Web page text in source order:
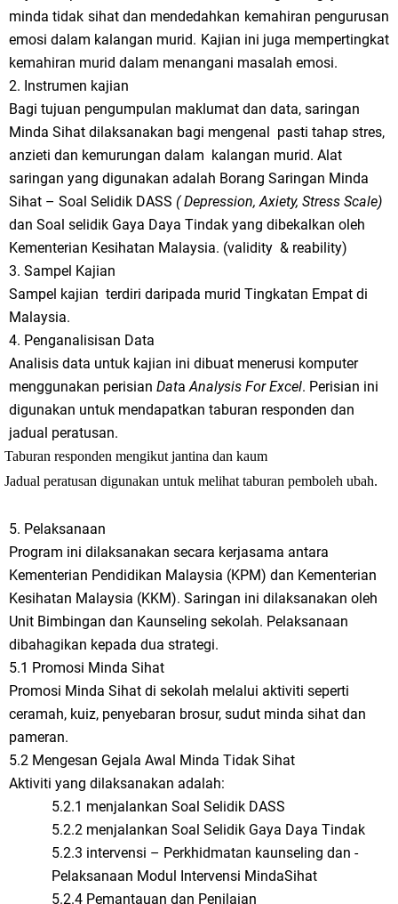
minda tidak sihat dan mendedahkan kemahiran pengurusan
emosi dalam kalangan murid. Kajian ini juga mempertingkat
kemahiran murid dalam menangani masalah emosi.
2. Instrumen kajian
Bagi tujuan pengumpulan maklumat dan data, saringan
Minda Sihat dilaksanakan bagi mengenal pasti tahap stres,
anzieti dan kemurungan dalam kalangan murid. Alat
saringan yang digunakan adalah Borang Saringan Minda
Sihat – Soal Selidik DASS ( Depression, Axiety, Stress Scale)
dan Soal selidik Gaya Daya Tindak yang dibekalkan oleh
Kementerian Kesihatan Malaysia. (validity & reability)
3. Sampel Kajian
Sampel kajian terdiri daripada murid Tingkatan Empat di
Malaysia.
4. Penganalisisan Data
Analisis data untuk kajian ini dibuat menerusi komputer
menggunakan perisian DataAnalysis For Excel. Perisian ini
digunakan untuk mendapatkan taburan responden dan
jadual peratusan.
Taburan responden mengikut jantina dan kaum
Jadual peratusan digunakan untuk melihat taburan pemboleh ubah.
5. Pelaksanaan
Program ini dilaksanakan secara kerjasama antara
Kementerian Pendidikan Malaysia (KPM) dan Kementerian
Kesihatan Malaysia (KKM). Saringan ini dilaksanakan oleh
Unit Bimbingan dan Kaunseling sekolah. Pelaksanaan
dibahagikan kepada dua strategi.
5.1 Promosi Minda Sihat
Promosi Minda Sihat di sekolah melalui aktiviti seperti
ceramah, kuiz, penyebaran brosur, sudut minda sihat dan
pameran.
5.2 Mengesan Gejala Awal Minda Tidak Sihat
Aktiviti yang dilaksanakan adalah:
5.2.1 menjalankan Soal Selidik DASS
5.2.2 menjalankan Soal Selidik Gaya Daya Tindak
5.2.3 intervensi – Perkhidmatan kaunseling dan -
Pelaksanaan Modul Intervensi MindaSihat
5.2.4 Pemantauan dan Penilaian